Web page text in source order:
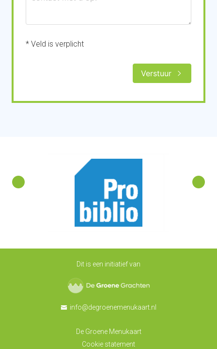
* Veld is verplicht
Verstuur
Dit is een initiatief van
info@degroenemenukaart.nl
De Groene Menukaart
Cookie statement